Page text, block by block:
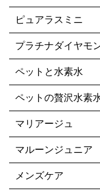
ピュアラスミニ
プラチナダイヤモ
ペットと水素水
ペットの贅沢水素
マリアージュ
マルーンジュニア
メンズケア